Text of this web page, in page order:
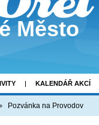
Město
KALENDÁŘ AKCÍ
Pozvánka na Provodov